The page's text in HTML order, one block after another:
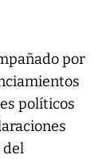
por
políticos
del